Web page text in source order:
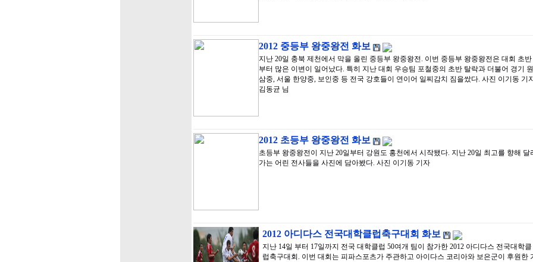
2012 중등부 왕중왕전 화보
지난 20일 충북 제천에서 막을 올린 중등부 왕중왕전. 이번 중등부 왕중왕전은 대회 초반
부터 많은 이변이 일어났다. 특히 지난 대회 우승팀 포철중의 초반 탈락과 더불어 경기 원
삼중, 서울 한양중, 보인중 등 전국 강호들이 연이어 일찌감치 짐을쌌다. 사진 이기동 기
김동균 님
2012 초등부 왕중왕전 화보
초등부 왕중왕전이 지난 20일부터 강원도 홍천에서 시작됐다. 지난 20일 최고를 향해 달
가는 어린 전사들을 사진에 담아봤다. 사진 이기동 기자
2012 아디다스 전국대학클럽축구대회 화보
지난 14일 부터 17일까지 전국 대학클럽 50여개 팀이 참가한 2012 아디다스 전국대학클
럽축구대회. 이번 대회는 피파스포츠가 주관하고 아이다스 코리아와 보은군이 후원한